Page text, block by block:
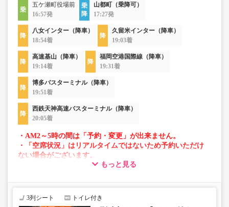
五ケ瀬町役場前
16:57発
山都町（乗降可）
17:27発
八女インター（降車）
18:54着
久留米インター（降車）
19:03着
高速基山（降車）
19:14着
福岡空港国際線（降車）
19:31着
博多バスターミナル（降車）
19:51着
西鉄天神高速バスターミナル（降車）
20:05着
・AM2～5時の間は「予約・変更」が出来ません。
・「空席状況」はリアルタイムではないため予約いただけ
ない場合がございます。
・車両は予告なく変更となる場合がございます。これに伴
で、あらかじめご了承ください。
もっと見る
3列シート トイレ付き